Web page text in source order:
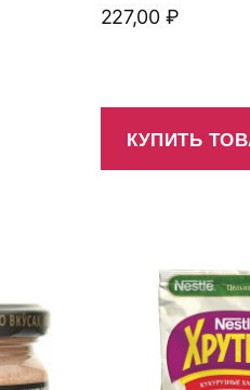
227,00 ₽
КУПИТЬ